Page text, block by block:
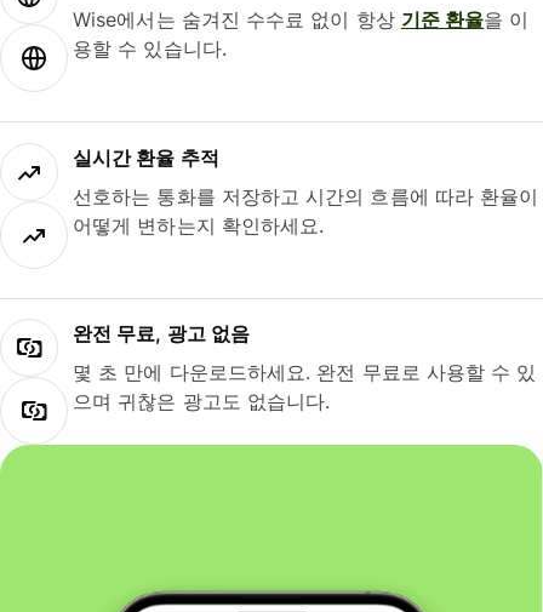
Wise에서는 숨겨진 수수료 없이 항상 기준 환율을 이
용할 수 있습니다.
실시간 환율 추적
선호하는 통화를 저장하고 시간의 흐름에 따라 환율이
어떻게 변하는지 확인하세요.
완전 무료, 광고 없음
몇 초 만에 다운로드하세요. 완전 무료로 사용할 수 있
으며 귀찮은 광고도 없습니다.